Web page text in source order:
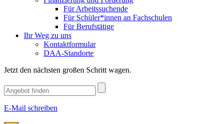
Für Arbeitssuchende
Für Schüler*innen an Fachschulen
Für Berufstätige
Ihr Weg zu uns
Kontaktformular
DAA-Standorte
Jetzt den nächsten großen Schritt wagen.
E-Mail schreiben